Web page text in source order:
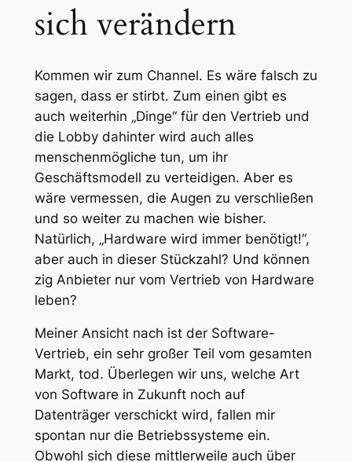
sich verändern
Kommen wir zum Channel. Es wäre falsch zu
sagen, dass er stirbt. Zum einen gibt es
auch weiterhin „Dinge“ für den Vertrieb und
die Lobby dahinter wird auch alles
menschenmögliche tun, um ihr
Geschäftsmodell zu verteidigen. Aber es
wäre vermessen, die Augen zu verschließen
und so weiter zu machen wie bisher.
Natürlich, „Hardware wird immer benötigt!“,
aber auch in dieser Stückzahl? Und können
zig Anbieter nur vom Vertrieb von Hardware
leben?
Meiner Ansicht nach ist der Software-
Vertrieb, ein sehr großer Teil vom gesamten
Markt, tod. Überlegen wir uns, welche Art
von Software in Zukunft noch auf
Datenträger verschickt wird, fallen mir
spontan nur die Betriebssysteme ein.
Obwohl sich diese mittlerweile auch über